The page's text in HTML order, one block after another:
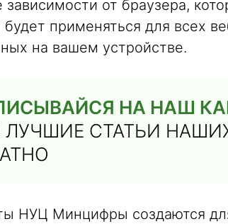
от браузера,
будет применяться для всех
на вашем устройстве.
НА НАШ
ЛУЧШИЕ СТАТЬИ
НУЦ Минцифры создаются